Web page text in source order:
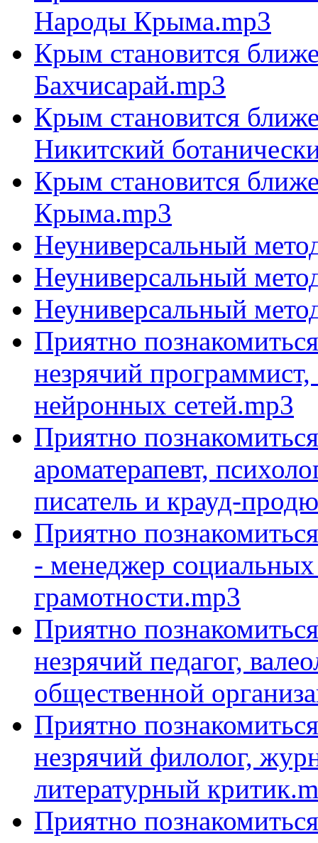
Народы Крыма.mp3
Крым становится
Бахчисарай.mp3
Крым становится
Никитский
Крым становится
Крыма.mp3
Неуниверсальный
Неуниверсальный
Неуниверсальный
Приятно
незрячий
нейронных сетей.mp3
Приятно
ароматерапевт,
писатель и крауд-
Приятно
- менеджер
грамотности.mp3
Приятно
незрячий педагог,
общественной
Приятно
незрячий филолог,
литературный
Приятно